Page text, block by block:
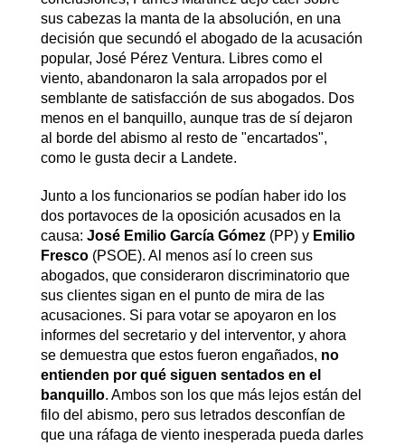
sus cabezas la manta de la absolución, en una
decisión que secundó el abogado de la acusación
popular, José Pérez Ventura. Libres como el
viento, abandonaron la sala arropados por el
semblante de satisfacción de sus abogados. Dos
menos en el banquillo, aunque tras de sí dejaron
al borde del abismo al resto de "encartados",
como le gusta decir a Landete.
Junto a los funcionarios se podían haber ido los
dos portavoces de la oposición acusados en la
causa: José Emilio García Gómez(PP) y Emilio
Fresco(PSOE). Al menos así lo creen sus
abogados, que consideraron discriminatorio que
sus clientes sigan en el punto de mira de las
acusaciones. Si para votar se apoyaron en los
informes del secretario y del interventor, y ahora
se demuestra que estos fueron engañados, no
entienden por qué siguen sentados en el
banquillo. Ambos son los que más lejos están del
filo del abismo, pero sus letrados desconfían de
que una ráfaga de viento inesperada pueda darles